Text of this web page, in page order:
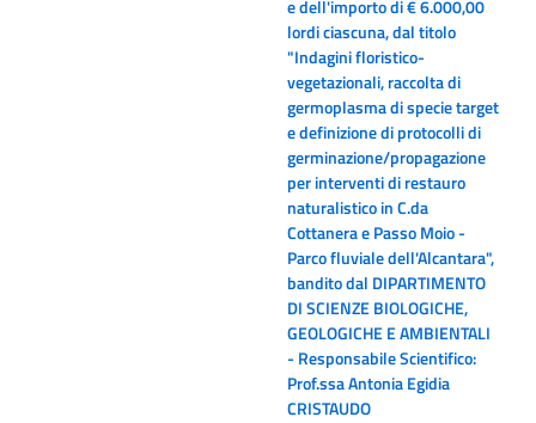
e dell'importo di € 6.000,00
lordi ciascuna, dal titolo
"Indagini floristico-
vegetazionali, raccolta di
germoplasma di specie target
e definizione di protocolli di
germinazione/propagazione
per interventi di restauro
naturalistico in C.da
Cottanera e Passo Moio -
Parco fluviale dell'Alcantara",
bandito dal DIPARTIMENTO
DI SCIENZE BIOLOGICHE,
GEOLOGICHE E AMBIENTALI
- Responsabile Scientifico:
Prof.ssa Antonia Egidia
CRISTAUDO